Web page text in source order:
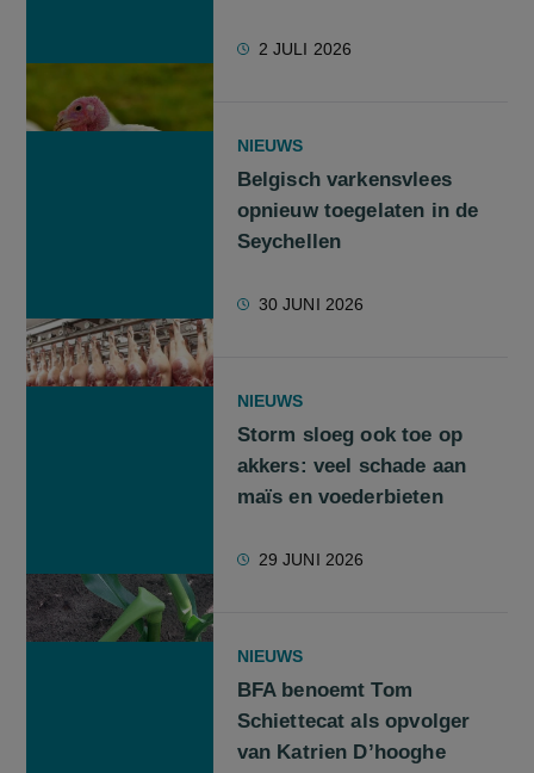
2 JULI 2026
NIEUWS
Belgisch varkensvlees
opnieuw toegelaten in de
Seychellen
30 JUNI 2026
NIEUWS
Storm sloeg ook toe op
akkers: veel schade aan
maïs en voederbieten
29 JUNI 2026
NIEUWS
BFA benoemt Tom
Schiettecat als opvolger
van Katrien D’hooghe